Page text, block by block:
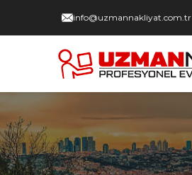
info@uzmannakliyat.com.tr